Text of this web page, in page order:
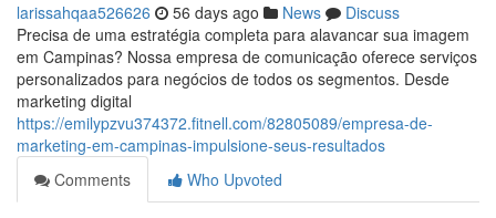
larissahqaa526626 56 days ago News
Discuss
Precisa de uma estratégia completa para alavancar sua imagem
em Campinas? Nossa empresa de comunicação oferece serviços
personalizados para negócios de todos os segmentos. Desde
marketing digital
https://emilypzvu374372.fitnell.com/82805089/empresa-de-
marketing-em-campinas-impulsione-seus-resultados
Comments
Who Upvoted